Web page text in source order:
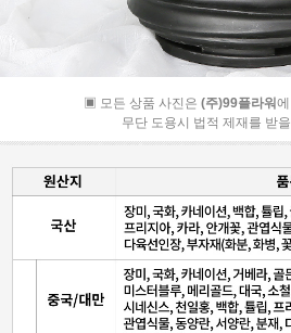
▣ 모든 상품 사진은 (주)99플라워
무단 도용시 법적 제재를 받